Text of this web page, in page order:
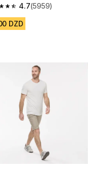
4.7
of 5 stars from 5959
(5959)
DZD